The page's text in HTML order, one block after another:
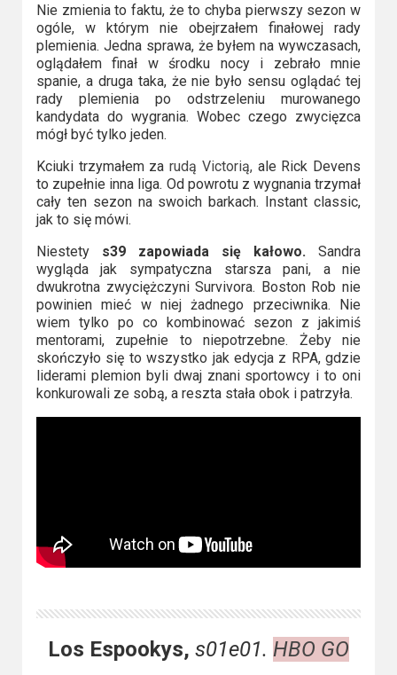
Nie zmienia to faktu, że to chyba pierwszy sezon w
ogóle, w którym nie obejrzałem finałowej rady
plemienia. Jedna sprawa, że byłem na wywczasach,
oglądałem finał w środku nocy i zebrało mnie
spanie, a druga taka, że nie było sensu oglądać tej
rady plemienia po odstrzeleniu murowanego
kandydata do wygrania. Wobec czego zwycięzca
mógł być tylko jeden.
Kciuki trzymałem zarudą Victorią,ale Rick Devens
to zupełnie inna liga. Od powrotu z wygnania trzymał
cały ten sezon na swoich barkach. Instant classic,
jak to się mówi.
Niestety s39 zapowiada się kałowo. Sandra
wygląda jak sympatyczna starsza pani, a nie
dwukrotna zwyciężczyni Survivora. Boston Rob nie
powinien mieć w niej żadnego przeciwnika. Nie
wiem tylko po co kombinować sezon z jakimiś
mentorami, zupełnie to niepotrzebne. Żeby nie
skończyło się to wszystko jak edycja z RPA, gdzie
liderami plemion byli dwaj znani sportowcy i to oni
konkurowali ze sobą, a reszta stała obok i patrzyła.
Los Espookys, s01e01. HBO GO